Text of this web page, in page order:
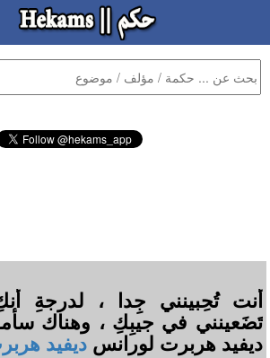
أنت تُحِبينني جِدا ، لدرجةِ
تَضَعينني في جيبِكِ ، وهناك
ديفيد هربرت لورانسديفيد